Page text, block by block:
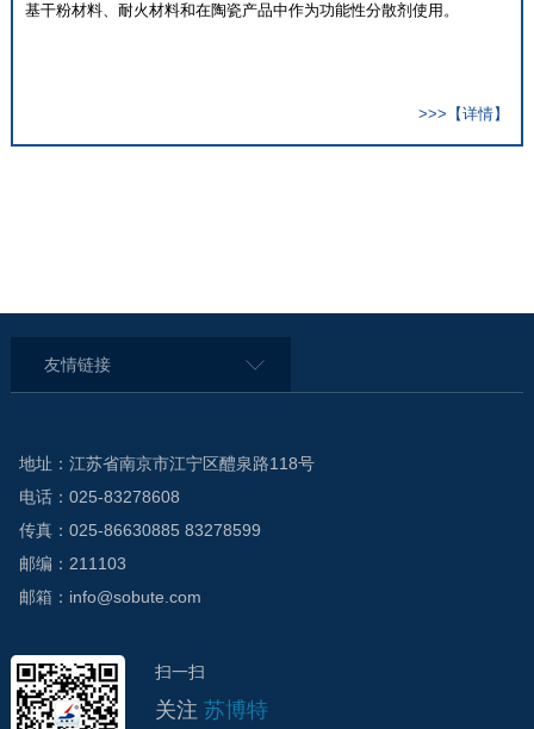
基干粉材料、耐火材料和在陶瓷产品中作为功能性分散剂使用。
>>>【详情】
友情链接
地址：江苏省南京市江宁区醴泉路118号
电话：025-83278608
传真：025-86630885 83278599
邮编：211103
邮箱：info@sobute.com
扫一扫
关注 苏博特